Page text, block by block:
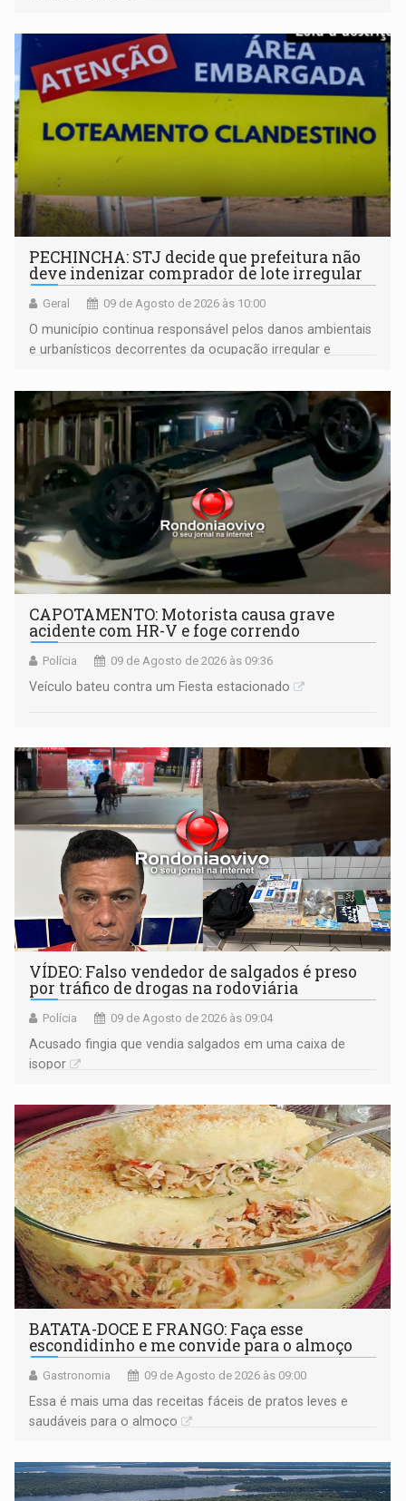
PECHINCHA: STJ decide que prefeitura não
deve indenizar comprador de lote irregular
Geral 09 de Agosto de 2026 às 10:00
O município continua responsável pelos danos ambientais
e urbanísticos decorrentes da ocupação irregular e
CAPOTAMENTO: Motorista causa grave
acidente com HR-V e foge correndo
Polícia 09 de Agosto de 2026 às 09:36
Veículo bateu contra um Fiesta estacionado
VÍDEO: Falso vendedor de salgados é preso
por tráfico de drogas na rodoviária
Polícia 09 de Agosto de 2026 às 09:04
Acusado fingia que vendia salgados em uma caixa de
isopor
BATATA-DOCE E FRANGO: Faça esse
escondidinho e me convide para o almoço
Gastronomia 09 de Agosto de 2026 às 09:00
Essa é mais uma das receitas fáceis de pratos leves e
saudáveis para o almoço